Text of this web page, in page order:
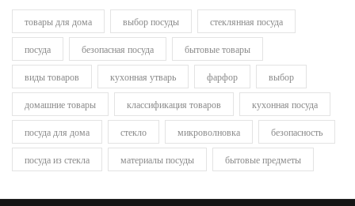
товары для дома выбор посуды стеклянная посуда
посуда безопасная посуда бытовые товары
виды товаров кухонная утварь фарфор выбор
домашние товары классификация товаров кухонная посуда
посуда для дома стекло микроволновка безопасность
посуда из стекла материалы посуды бытовые предметы